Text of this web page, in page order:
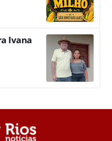
Ivana